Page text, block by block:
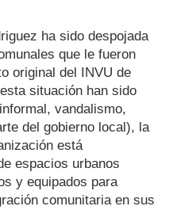
ha sido despojada
que le fueron
original del INVU de
situación han sido
vandalismo,
del gobierno local), la
está
espacios urbanos
y equipados para
comunitaria en sus